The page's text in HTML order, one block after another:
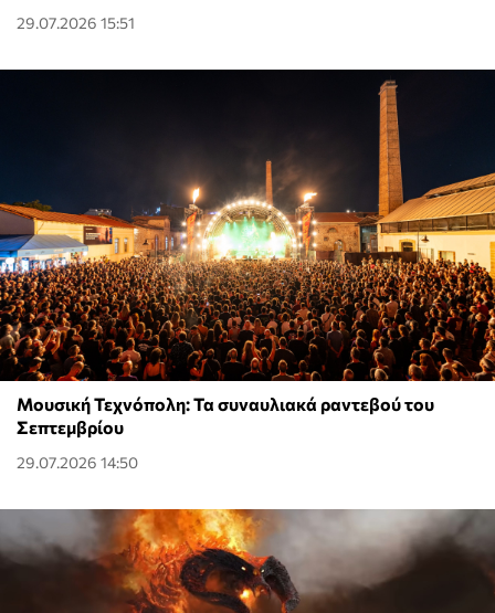
29.07.2026 15:51
Μουσική Τεχνόπολη: Τα συναυλιακά ραντεβού του
Σεπτεμβρίου
29.07.2026 14:50